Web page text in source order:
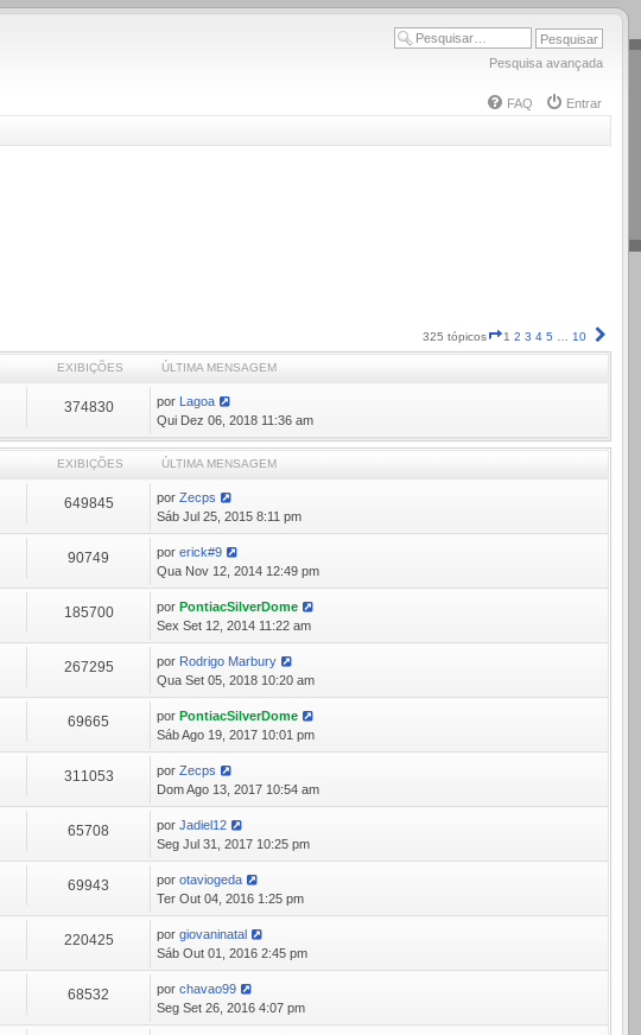
Pesquisa avançada
FAQ
Entrar
325 tópicos Página
1
1 2 3 4 5 10
EXIBIÇÕES ÚLTIMA MENSAGEM
374830 por Lagoa
Qui Dez 06, 2018 11:36 am
EXIBIÇÕES ÚLTIMA MENSAGEM
649845 porZecps
Sáb Jul 25, 2015 8:11 pm
90749 porerick#9
Qua Nov 12, 2014 12:49 pm
185700 porPontiacSilverDome
Sex Set 12, 2014 11:22 am
267295 por Rodrigo Marbury
Qua Set 05, 2018 10:20 am
69665 porPontiacSilverDome
Sáb Ago 19, 2017 10:01 pm
311053 porZecps
Dom Ago 13, 2017 10:54 am
65708 porJadiel12
Seg Jul 31, 2017 10:25 pm
69943 porotaviogeda
Ter Out 04, 2016 1:25 pm
220425 porgiovaninatal
Sáb Out 01, 2016 2:45 pm
68532 porchavao99
Seg Set 26, 2016 4:07 pm